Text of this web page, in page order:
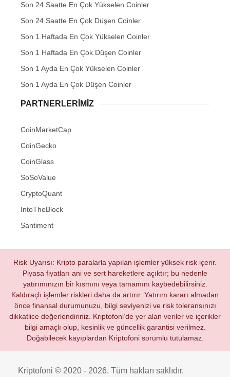
Son 24 Saatte En Çok Yükselen Coinler
Son 24 Saatte En Çok Düşen Coinler
Son 1 Haftada En Çok Yükselen Coinler
Son 1 Haftada En Çok Düşen Coinler
Son 1 Ayda En Çok Yükselen Coinler
Son 1 Ayda En Çok Düşen Coinler
PARTNERLERIMIZ
CoinMarketCap
CoinGecko
CoinGlass
SoSoValue
CryptoQuant
IntoTheBlock
Santiment
Risk Uyarısı: Kripto paralarla yapılan işlemler yüksek risk içerir.
Piyasa fiyatları ani ve sert hareketlere açıktır; bu nedenle
yatırımınızın bir kısmını veya tamamını kaybedebilirsiniz.
Kaldıraçlı işlemler riskleri daha da artırır. Yatırım kararı almadan
önce finansal durumunuzu, bilgi seviyenizi ve risk toleransınızı
dikkatlice değerlendiriniz. Kriptofoni’de yer alan veriler ve içerikler
bilgi amaçlı olup, kesinlik ve güncellik garantisi verilmez.
Doğabilecek kayıplardan Kriptofoni sorumlu tutulamaz.
Kriptofoni © 2020 - 2026. Tüm hakları saklıdır.